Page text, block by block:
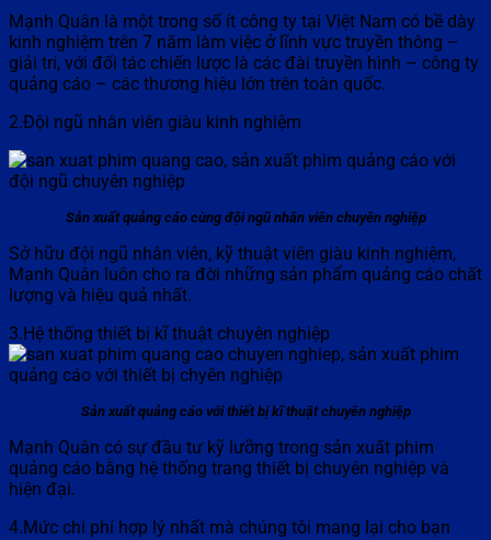
Mạnh Quân là một trong số ít công ty tại Việt Nam có bề dày
kinh nghiệm trên 7 năm làm việc ở lĩnh vực truyền thông –
giải trí, với đối tác chiến lược là các đài truyền hình – công ty
quảng cáo – các thương hiệu lớn trên toàn quốc.
2.Đội ngũ nhân viên giàu kinh nghiệm
Sản xuất quảng cáo cùng đội ngũ nhân viên chuyên nghiệp
Sở hữu đội ngũ nhân viên, kỹ thuật viên giàu kinh nghiệm,
Mạnh Quân luôn cho ra đời những sản phẩm quảng cáo chất
lượng và hiệu quả nhất.
3.Hệ thống thiết bị kĩ thuật chuyên nghiệp
Sản xuất quảng cáo với thiết bị kĩ thuật chuyên nghiệp
Mạnh Quân có sự đầu tư kỹ lưỡng trong sản xuất phim
quảng cáo bằng hệ thống trang thiết bị chuyên nghiệp và
hiện đại.
4.Mức chi phí hợp lý nhất mà chúng tôi mang lại cho bạn